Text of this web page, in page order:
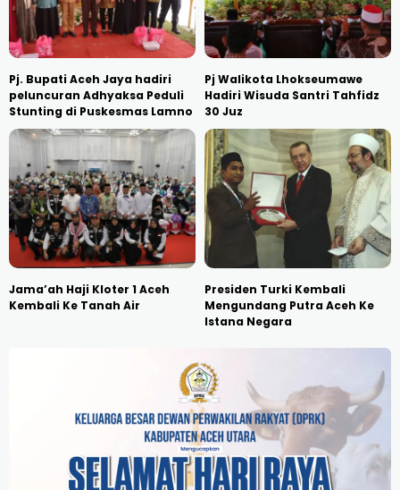
Pj. Bupati Aceh Jaya hadiri
peluncuran Adhyaksa Peduli
Stunting di Puskesmas Lamno
Pj Walikota Lhokseumawe
Hadiri Wisuda Santri Tahfidz
30 Juz
Jama’ah Haji Kloter 1 Aceh
Kembali Ke Tanah Air
Presiden Turki Kembali
Mengundang Putra Aceh Ke
Istana Negara